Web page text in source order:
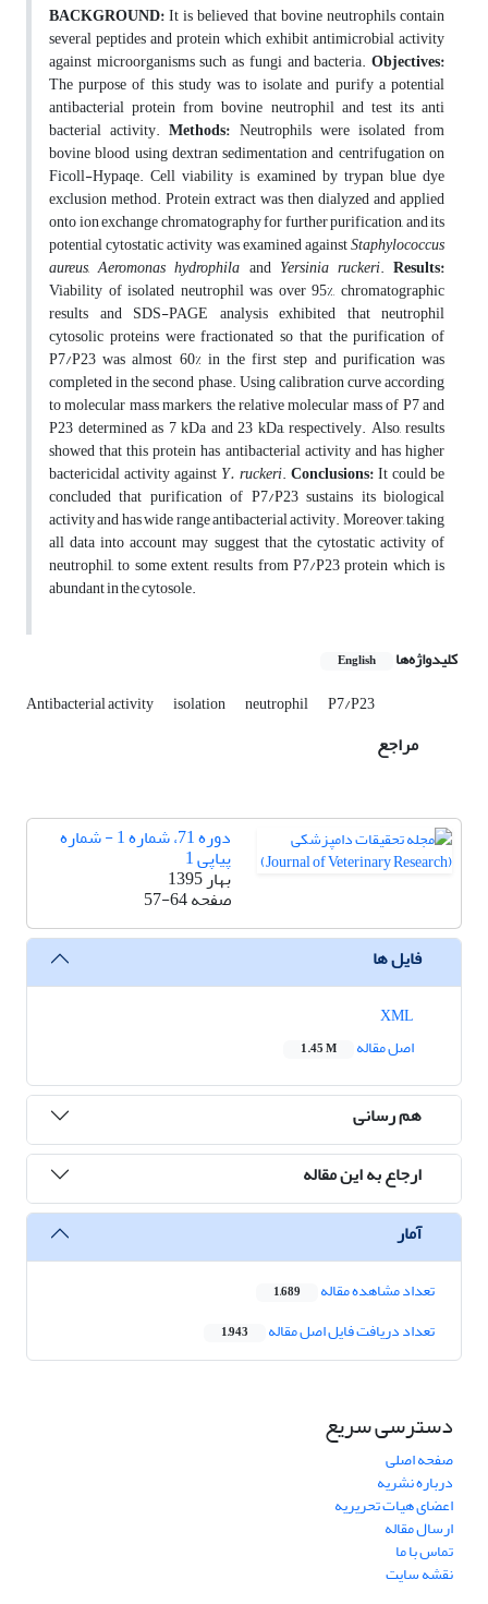
BACKGROUND:It is believed that bovine neutrophils contain
several peptides and protein which exhibit antimicrobial activity
against microorganisms such as fungi and bacteria. Objectives:
The purpose of this study was to isolate and purify a potential
antibacterial protein from bovine neutrophil and test its anti
bacterial activity.Methods: Neutrophils were isolated from
bovine blood using dextran sedimentation and centrifugation on
Ficoll-Hypaqe. Cell viability is examined by trypan blue dye
exclusion method. Protein extract was then dialyzed and applied
onto ion exchange chromatography for further purification, and its
potential cytostatic activity was examined againstStaphylococcus
aureus,Aeromonas hydrophila and Yersinia ruckeri.Results:
Viability of isolated neutrophil was over 95%, chromatographic
results and SDS-PAGE analysis exhibited that neutrophil
cytosolic proteins were fractionated so that the purification of
P7/P23 was almost 60% in the first step and purification was
completed in the second phase. Using calibration curve according
to molecular mass markers, the relative molecular mass of P7 and
P23 determined as 7 kDa and 23 kDa, respectively. Also, results
showed that this protein has antibacterial activity and has higher
bactericidal activity againstY. ruckeri.Conclusions:It could be
concluded that purification of P7/P23 sustains its biological
activity and has wide range antibacterial activity. Moreover, taking
all data into account may suggest that the cytostatic activity of
neutrophil, to some extent, results from P7/P23 protein which is
abundant in the cytosole.
کلیدواژه‌ها English
Antibacterial activity isolation neutrophil P7/P23
مراجع
دوره 71، شماره 1 - شماره
پیاپی 1
بهار 1395
صفحه57-64
فایل ها
اصل مقاله
1.45 M
هم رسانی
ارجاع به این مقاله
آمار
تعداد مشاهده مقاله 1,689
تعداد دریافت فایل اصل مقاله 1,943
دسترسی سریع
صفحه اصلی
درباره نشریه
اعضای هیات تحریریه
ارسال مقاله
تماس با ما
نقشه سایت